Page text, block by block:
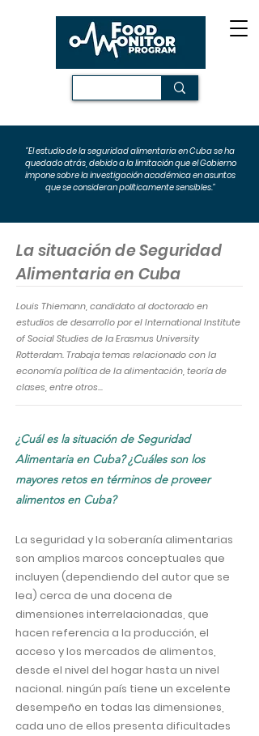
"El estudio de la seguridad alimentaria en Cuba se ha
quedado atrás, debido a la limitación que el Gobierno
impone sobre la investigación académica en asuntos
que se consideran políticamente sensibles."
La situación de Seguridad
Alimentaria en Cuba
Louis Thiemann, candidato al doctorado en
estudios de desarrollo por el International Institute
of Social Studies de laErasmus University
Rotterdam. Trabaja temas relacionado con la
economía política de la alimentación, teoría de
clases, entre otros...
¿Cuál es la situación de Seguridad
Alimentaria en Cuba? ¿Cuáles son los
mayores retos en términos de proveer
alimentos en Cuba?
La seguridad y la soberanía alimentarias
son amplios marcos conceptuales que
incluyen (dependiendo del autor que se
lea) cerca de una docena de
dimensiones interrelacionadas, que
hacen referencia a la producción, el
acceso y los mercados de alimentos,
desde el nivel del hogar hasta un nivel
nacional. ningún país tiene un excelente
desempeño en todas las dimensiones,
cada uno de ellos presenta dificultades